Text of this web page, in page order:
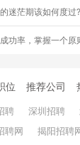
分散掉职场人有
企业不需要给你
来从事这些没
业支付你很高的
迷茫期该如何度过?
功率，掌握一个原
位 推荐公司
聘 深圳招聘
聘网 揭阳招聘